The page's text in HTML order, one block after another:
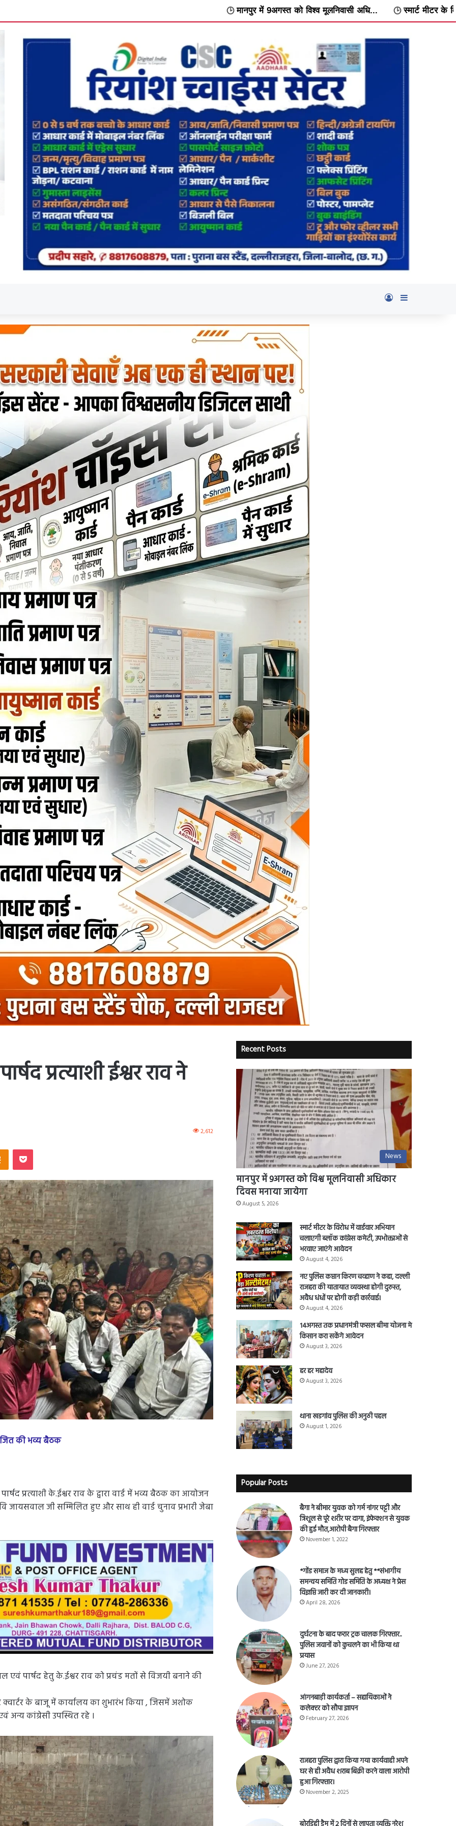
मानपुर में 9अगस्त को विश्व मूलनिवासी अधि... स्मार्ट मीटर के विरोध में वार्डवार अभिया...
Log InSidebar
प्रत्याशी ईश्वर राव ने
2,612
Odnoklassniki
Pocket
की भव्य बैठक
प्रत्याशी के.ईश्वर राव के द्वारा वार्ड में भव्य बैठक का आयोजन
जायसवाल जी सम्मिलित हुए और साथ ही वार्ड चुनाव प्रभारी जेबा
एवं पार्षद हेतु के.ईश्वर राव को प्रचंड मतों से विजयी बनाने की
के बाजू में कार्यालय का शुभारंभ किया , जिसमें अशोक
अन्य कांग्रेसी उपस्थित रहे ।
Recent Posts
News
मानपुर में 9अगस्त को विश्व मूलनिवासी अधिकार
दिवस मनाया जायेगा
August 5, 2026
स्मार्ट मीटर के विरोध में वार्डवार अभियान
चलाएगी ब्लॉक कांग्रेस कमेटी, उपभोक्ताओं से
भरवाए जाएंगे आवेदन
August 4, 2026
नए पुलिस कप्तान किरण चव्हाण ने कहा, दल्ली
राजहरा की यातायात व्यवस्था होगी दुरुस्त,
अवैध धंधों पर होगी कड़ी कार्रवाई।
August 4, 2026
14अगस्त तक प्रधानमंत्री फसल बीमा योजना मे
किसान करा सकेंगे आवेदन
August 3, 2026
हर हर महादेव
August 3, 2026
थाना खडगांव पुलिस की अनुठी पहल
August 1, 2026
Popular Posts
बैगा ने बीमार युवक को गर्म नांगर पट्टी और
त्रिशूल से पूरे शरीर पर दागा, इंफेक्शन से युवक
की हुई मौत,आरोपी बैगा गिरफ्तार
November 1, 2022
*गोंड समाज के मध्य सुलह हेतु **संभागीय
समन्वय समिति गोड समिति के अध्यक्ष ने प्रेस
विज्ञप्ति जारी कर दी जानकारी।
April 28, 2026
दुर्घटना के बाद फरार ट्रक चालक गिरफ्तार..
पुलिस जवानों को कुचलने का भी किया था
प्रयास
June 27, 2026
आंगनबाड़ी कार्यकर्ता – सहायिकाओं नेे
कलेक्टर को सौपा ज्ञापन
February 27, 2026
राजहरा पुलिस द्वारा किया गया कार्यवाही अपने
घर से ही अवैध शराब बिक्री करने वाला आरोपी
हुआ गिरफ्तार।
November 2, 2025